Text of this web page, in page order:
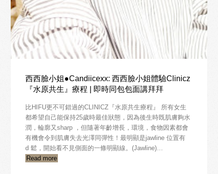
西西臉小姐●Candiicexx: 西西臉小姐體驗Clinicz
『水原共生』療程 | 即時同包包面講拜拜
比HIFU更不可錯過的CLINICZ『水原共生療程』 所有女生
都希望自己能保持25歲時最佳狀態，因為後生時既肌膚夠水
潤，輪廓又sharp ，但隨著年齡增長，環境，食物因素都會
有機會令到肌膚失去光澤同彈性！最明顯是jawline 位置有
d 鬆，開始看不見側面的一條明顯線。(Jawline)…
Read more